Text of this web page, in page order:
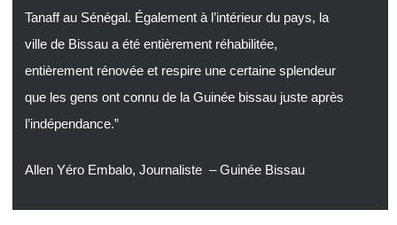
Tanaff au Sénégal. Également à l’intérieur du pays, la
ville de Bissau a été entièrement réhabilitée,
entièrement rénovée et respire une certaine splendeur
que les gens ont connu de la Guinée bissau juste après
l’indépendance.”
Allen Yéro Embalo, Journaliste – Guinée Bissau